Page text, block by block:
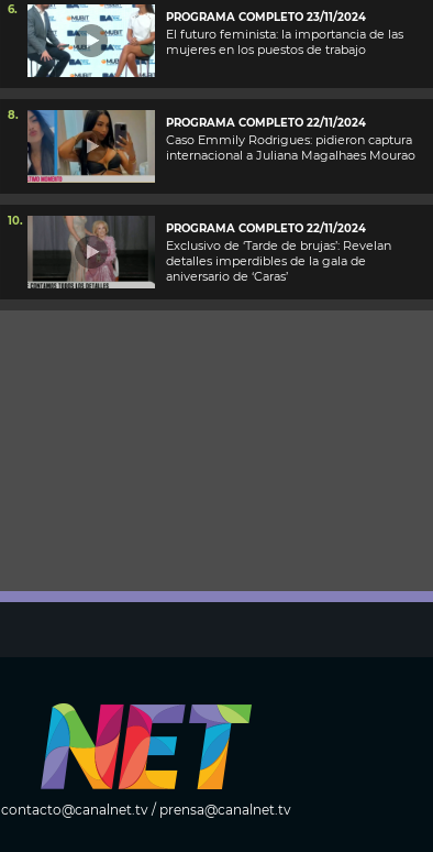
6.
PROGRAMA COMPLETO 23/11/2024
El futuro feminista: la importancia de las
mujeres en los puestos de trabajo
8.
PROGRAMA COMPLETO 22/11/2024
Caso Emmily Rodrigues: pidieron captura
internacional a Juliana Magalhaes Mourao
10.
PROGRAMA COMPLETO 22/11/2024
Exclusivo de ‘Tarde de brujas’: Revelan
detalles imperdibles de la gala de
aniversario de ‘Caras’
contacto@canalnet.tv/ prensa@canalnet.tv